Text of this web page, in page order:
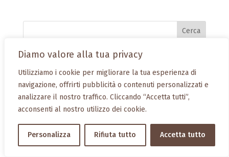
Diamo valore alla tua privacy
Utilizziamo i cookie per migliorare la tua esperienza di
navigazione, offrirti pubblicità o contenuti personalizzati e
analizzare il nostro traffico. Cliccando “Accetta tutti”,
acconsenti al nostro utilizzo dei cookie.
Personalizza Rifiuta tutto Accetta tutto
Rubriche
Accoglienza e inclusione
Giornate missionarie
Lettere
Mercatini missionari